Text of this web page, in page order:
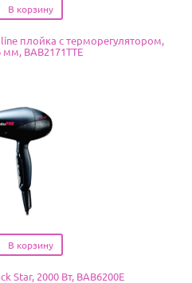
плойка с терморегулятором,
BAB2171TTE
Star, 2000 Вт, BAB6200E